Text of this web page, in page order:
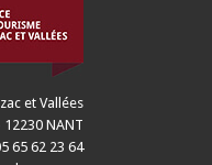
et Vallées
12230 NANT
65 62 23 64